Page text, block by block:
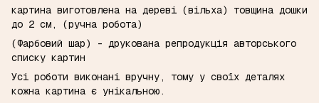
картина виготовлена ​​на дереві (вільха) товщина дошки
до 2 см, (ручна робота)
(Фарбовий шар) - друкована репродукція авторського
списку картин
Усі роботи виконані вручну, тому у своїх деталях
кожна картина є унікальною.